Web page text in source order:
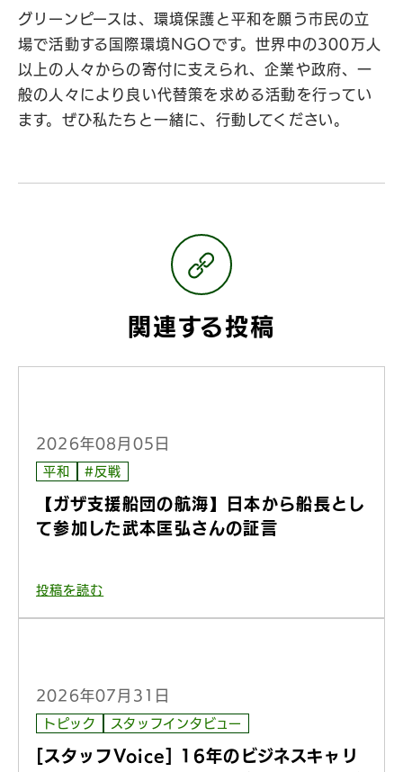
グリーンピースは、環境保護と平和を願う市民の立
場で活動する国際環境NGOです。世界中の300万人
以上の人々からの寄付に支えられ、企業や政府、一
般の人々により良い代替策を求める活動を行ってい
ます。ぜひ私たちと一緒に、行動してください。
関連する投稿
2026年08月05日
平和 #反戦
【ガザ支援船団の航海】日本から船長とし
て参加した武本匡弘さんの証言
投稿を読む
2026年07月31日
トピック スタッフインタビュー
[スタッフVoice] 16年のビジネスキャリ